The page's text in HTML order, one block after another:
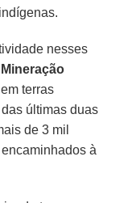
nesses
terras
últimas duas
de 3 mil
à